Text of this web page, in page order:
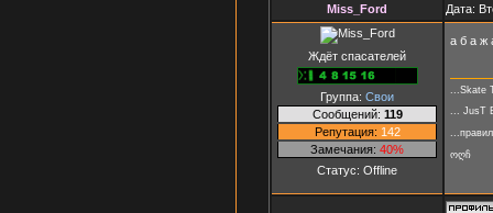
Miss_Ford Дата:
Ждёт спасателей
Группа: Свои
Сообщений: 119
Репутация: 142
Замечания: 40%
Статус: Offline
а б а ж
...Skate
... JusT
ოღჩ